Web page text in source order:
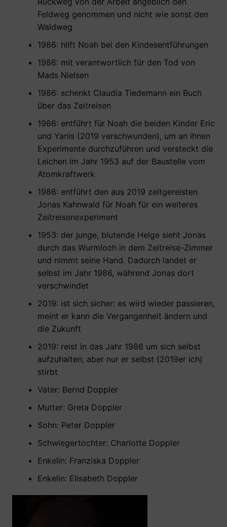
Feldweg genommen und nicht wie sonst den
Waldweg
1986: hilft Noah bei den Kindesentführungen
1986: mit verantwortlich für den Tod von
Mads Nielsen
1986: schenkt Claudia Tiedemann ein Buch
über das Zeitreisen
1986: entführt für Noah die beiden Kinder Eric
und Yanis (2019 verschwunden), um an ihnen
Experimente durchzuführen und versteckt die
Leichen im Jahr 1953 auf der Baustelle vom
Atomkraftwerk
1986: entführt den aus 2019 zeitgereisten
Jonas Kahnwald für Noah für ein weiteres
Zeitreisenexperiment
1953: der junge, blutende Helge sieht Jonas
durch das Wurmloch in dem Zeitreise-Zimmer
und nimmt seine Hand. Dadurch landet er
selbst im Jahr 1986, während Jonas dort
verschwindet
2019: ist sich sicher: es wird wieder passieren,
meint er kann die Vergangenheit ändern und
die Zukunft
2019: reist in das Jahr 1986 um sich selbst
aufzuhalten, aber nur er selbst (2019er ich)
stirbt
Vater: Bernd Doppler
Mutter: Greta Doppler
Sohn: Peter Doppler
Schwiegertochter: Charlotte Doppler
Enkelin: Franziska Doppler
Enkelin: Elisabeth Doppler